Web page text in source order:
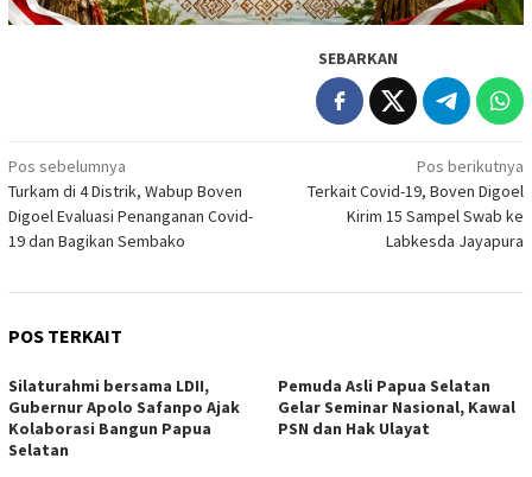
SEBARKAN
Navigasi
pos
Pos sebelumnya
Turkam di 4 Distrik, Wabup Boven
Digoel Evaluasi Penanganan Covid-
19 dan Bagikan Sembako
Pos berikutnya
Terkait Covid-19, Boven Digoel
Kirim 15 Sampel Swab ke
Labkesda Jayapura
POS TERKAIT
Silaturahmi bersama LDII,
Gubernur Apolo Safanpo Ajak
Kolaborasi Bangun Papua
Selatan
Pemuda Asli Papua Selatan
Gelar Seminar Nasional, Kawal
PSN dan Hak Ulayat